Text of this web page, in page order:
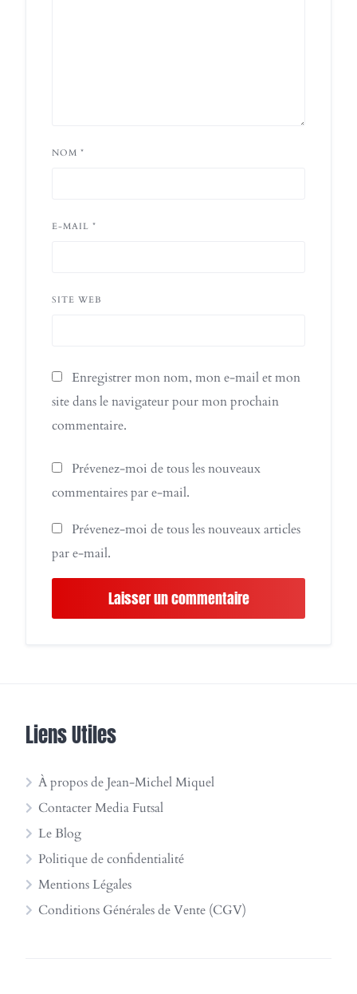
NOM *
E-MAIL *
SITE WEB
Enregistrer mon nom, mon e-mail et mon
site dans le navigateur pour mon prochain
commentaire.
Prévenez-moi de tous les nouveaux
commentaires par e-mail.
Prévenez-moi de tous les nouveaux articles
par e-mail.
Liens Utiles
À propos de Jean-Michel Miquel
Contacter Media Futsal
Le Blog
Politique de confidentialité
Mentions Légales
Conditions Générales de Vente (CGV)